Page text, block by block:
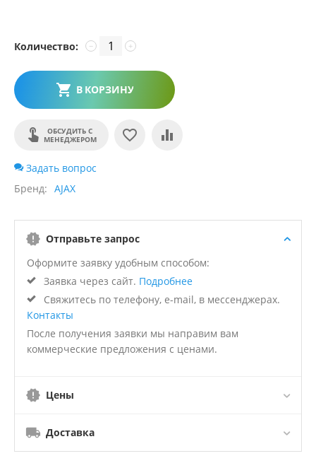
Количество: +
−
В КОРЗИНУ
ОБСУДИТЬ С
МЕНЕДЖЕРОМ
Задать вопрос
Бренд
AJAX
Отправьте запрос
Оформите заявку удобным способом:
Заявка через сайт. Подробнее
Свяжитесь по телефону, e-mail, в мессенджерах.
Контакты
После получения заявки мы направим вам
коммерческие предложения с ценами.
Цены
Доставка